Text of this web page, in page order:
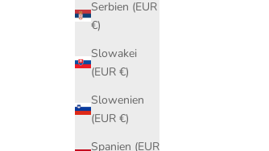
Serbien (EUR
€)
Slowakei
(EUR €)
Slowenien
(EUR €)
Spanien (EUR